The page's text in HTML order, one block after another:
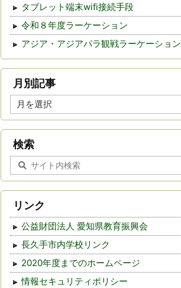
タブレット端末wifi接続手段
令和８年度ラーケーション
アジア・アジアパラ観戦ラーケーション
月別記事
月
別
事
検索
リンク
公益財団法人 愛知県教育振興会
長久手市内学校リンク
2020年度までのホームページ
情報セキュリティポリシー